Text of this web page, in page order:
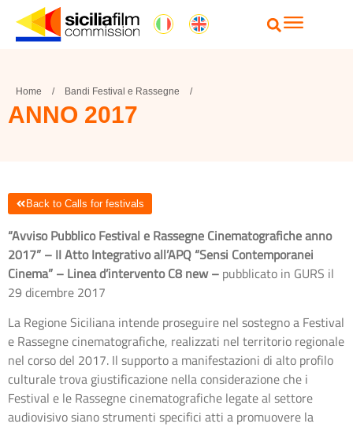
Home / Bandi Festival e Rassegne /
ANNO 2017
Back to Calls for festivals
“Avviso Pubblico Festival e Rassegne Cinematografiche anno
2017” – II Atto Integrativo all’APQ “Sensi Contemporanei
Cinema” – Linea d’intervento C8 new – pubblicato in GURS il
29 dicembre 2017
La Regione Siciliana intende proseguire nel sostegno a Festival
e Rassegne cinematografiche, realizzati nel territorio regionale
nel corso del 2017. Il supporto a manifestazioni di alto profilo
culturale trova giustificazione nella considerazione che i
Festival e le Rassegne cinematografiche legate al settore
audiovisivo siano strumenti specifici atti a promuovere la